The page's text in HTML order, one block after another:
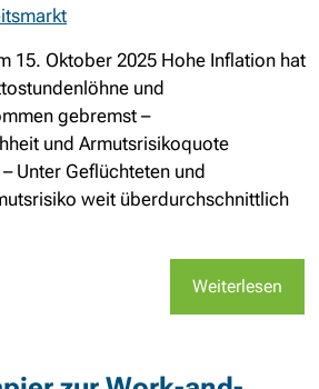
15. Oktober 2025 Hohe Inflation hat
und
gebremst –
und Armutsrisikoquote
Unter Geflüchteten und
weit überdurchschnittlich
Weiterlesen